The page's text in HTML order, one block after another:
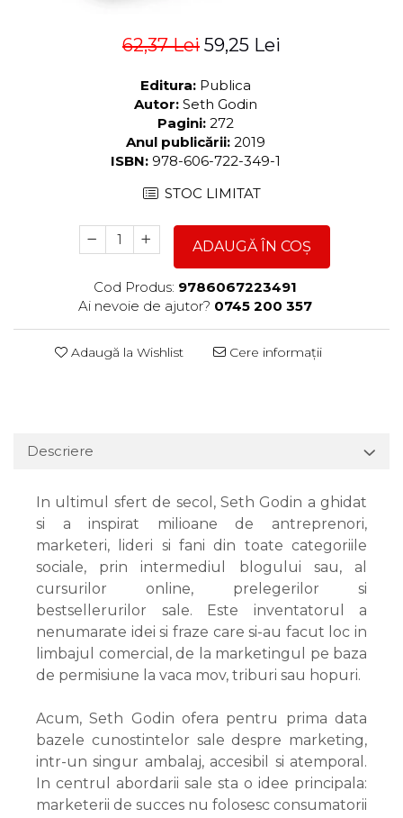
62,37 Lei 59,25 Lei
Editura: Publica
Autor: Seth Godin
Pagini: 272
Anul publicării: 2019
ISBN: 978-606-722-349-1
STOC LIMITAT
ADAUGĂ ÎN COȘ
Cod Produs: 9786067223491
Ai nevoie de ajutor? 0745 200 357
Adaugă la Wishlist Cere informații
Descriere
In ultimul sfert de secol, Seth Godin a ghidat
si a inspirat milioane de antreprenori,
marketeri, lideri si fani din toate categoriile
sociale, prin intermediul blogului sau, al
cursurilor online, prelegerilor si
bestsellerurilor sale. Este inventatorul a
nenumarate idei si fraze care si-au facut loc in
limbajul comercial, de la marketingul pe baza
de permisiune la vaca mov, triburi sau hopuri.
Acum, Seth Godin ofera pentru prima data
bazele cunostintelor sale despre marketing,
intr-un singur ambalaj, accesibil si atemporal.
In centrul abordarii sale sta o idee principala:
marketerii de succes nu folosesc consumatorii